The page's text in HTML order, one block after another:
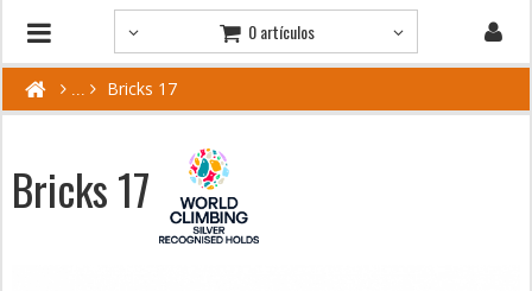
0 artículos
Bricks 17
Bricks 17